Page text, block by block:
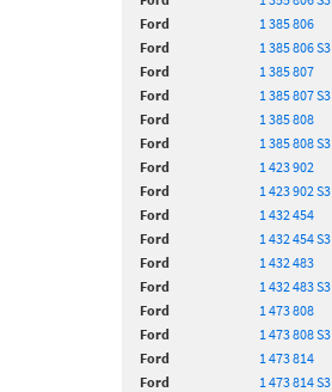
Ford
1 385 806
Ford
1 385 806 S3
Ford
1 385 807
Ford
1 385 807 S3
Ford
1 385 808
Ford
1 385 808 S3
Ford
1 423 902
Ford
1 423 902 S3
Ford
1 432 454
Ford
1 432 454 S3
Ford
1 432 483
Ford
1 432 483 S3
Ford
1 473 808
Ford
1 473 808 S3
Ford
1 473 814
Ford
1 473 814 S3